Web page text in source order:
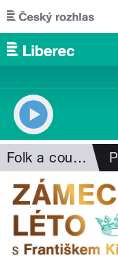
Přejít k hlavnímu obsahu
Folk a country